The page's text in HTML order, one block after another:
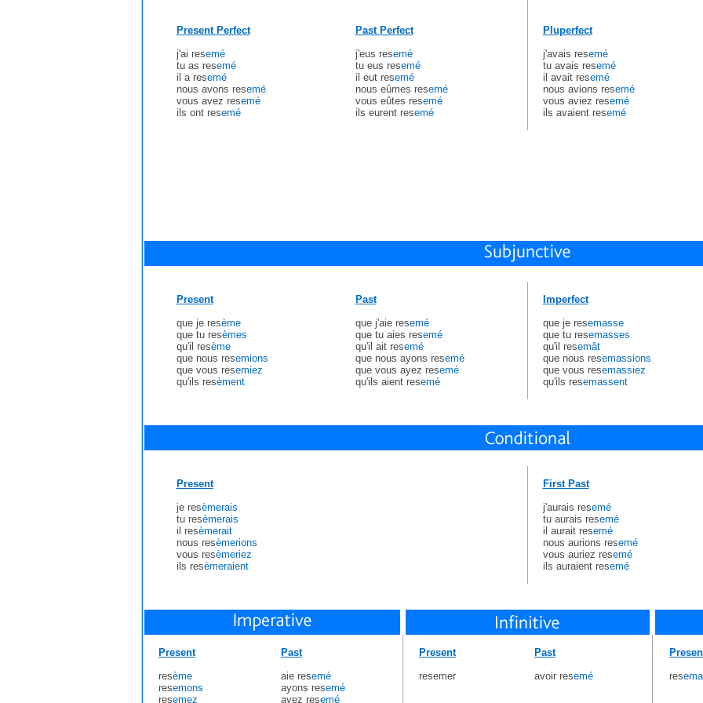
Present Perfect
j'ai resemé
tu as resemé
il a resemé
nous avons resemé
vous avez resemé
ils ont resemé
Past Perfect
j'eus resemé
tu eus resemé
il eut resemé
nous eûmes resemé
vous eûtes resemé
ils eurent resemé
Pluperfect
j'avais resemé
tu avais resemé
il avait resemé
nous avions resemé
vous aviez resemé
ils avaient resemé
Present
que je resème
que tu resèmes
qu'il resème
que nous resemions
que vous resemiez
qu'ils resèment
Past
que j'aie resemé
que tu aies resemé
qu'il ait resemé
que nous ayons resemé
que vous ayez resemé
qu'ils aient resemé
Imperfect
que je resemasse
que tu resemasses
qu'il resemât
que nous resemassions
que vous resemassiez
qu'ils resemassent
Present
je resèmerais
tu resèmerais
il resèmerait
nous resèmerions
vous resèmeriez
ils resèmeraient
First Past
j'aurais resemé
tu aurais resemé
il aurait resemé
nous aurions resemé
vous auriez resemé
ils auraient resemé
Present
resème
resemons
resemez
Past
aie resemé
ayons resemé
ayez resemé
Present
resemer
Past
avoir resemé
res